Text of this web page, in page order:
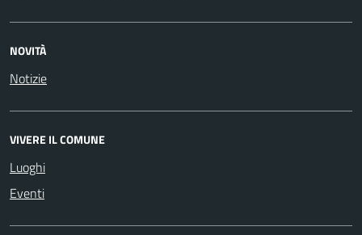
NOVITÀ
Notizie
VIVERE IL COMUNE
Luoghi
Eventi